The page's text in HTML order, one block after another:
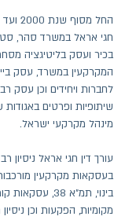
חגי אראל במשרד סהר,
בכיר ועסק בליטיגציה
המקרקעין במשרד, עסק
לחברות ויחידים וכן עסק
שיתופיות ופרטים באגודות
מינהל מקרקעי ישראל.
עורך דין חגי אראל ניסיון
בעסקאות מקרקעין
בינוי, תמ"א 38,
מקומיות, הפקעות וכן